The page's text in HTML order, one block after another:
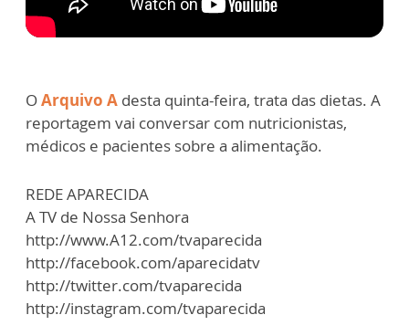
OArquivo A desta quinta-feira, trata das dietas. A
reportagem vai conversar com nutricionistas,
médicos e pacientes sobre a alimentação.
REDE APARECIDA
A TV de Nossa Senhora
http://www.A12.com/tvaparecida
http://facebook.com/aparecidatv
http://twitter.com/tvaparecida
http://instagram.com/tvaparecida